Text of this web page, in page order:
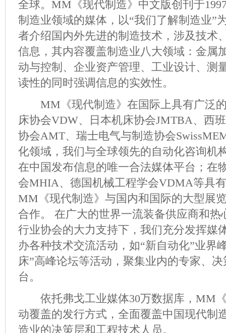
全球。MM《现代制造》中文版创刊于
制造业领域的媒体，以“我们了解制造业”
者介绍国内外先进的制造技术，涉及技术
信息，其内容覆盖制造业八大领域：金属
动与控制、企业资产管理、工业设计、测
读性的同时强调信息的实效性。
MM《现代制造》在国际上具有广泛的
床协会VDW、日本机床协会JMTBA、西
协会AMT、瑞士电气与制造协会
化领域，我们与全球领先的自动化咨询机
在中国发布信息的唯一合法媒体平台；在
会MHIA、德国机械工程学会VDMA等具
MM《现代制造》与国内和国际的大型展
合作。 在广大的世界一流装备供应商和
行业协会的大力支持下，我们充分发挥媒
办各种技术交流活动，如“新自动化”业界
床”高峰论坛等活动，聚集业内的专家、
台。
依托弗戈工业媒体30万数据库，MM《
动覆盖的发行方式，全面覆盖中国现代制
造业的决策层和工程技术人员。